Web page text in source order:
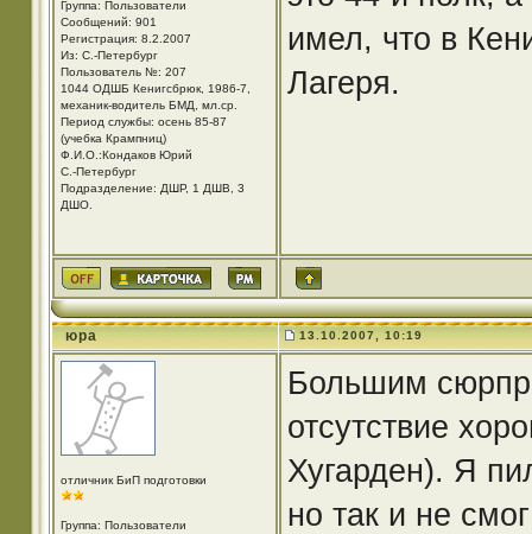
Группа: Пользователи
Сообщений: 901
Регистрация: 8.2.2007
Из: С.-Петербург
Пользователь №: 207
1044 ОДШБ Кенигсбрюк, 1986-7,
механик-водитель БМД, мл.ср.
Период службы: осень 85-87
(учебка Крампниц)
Ф.И.О.:Кондаков Юрий
С.-Петербург
Подразделение: ДШР, 1 ДШВ, 3
ДШО.
имел, что в
Лагеря.
юра 13.10.2007, 10:19
отличник БиП подготовки
Группа: Пользователи
Большим
отсутствие
Хугарден). Я
но так и не